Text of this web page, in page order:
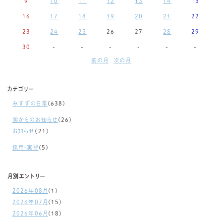
16 17 18 19 20 21 22
23 24 25 26 27 28 29
30 - - - - - -
前の月 次の月
カテゴリー
みすずの日常(638)
園からのお知らせ(26)
お知らせ(21)
採用・実習 (5)
月別エントリー
2026年08月 (1)
2026年07月 (15)
2026年06月 (18)